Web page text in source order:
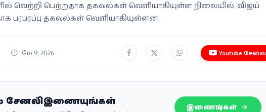
வெற்றி பெற்றதாக தகவல்கள் வெளியாகியுள்ள நிலையில், விஜய்
பரபரப்பு தகவல்கள் வெளியாகியுள்ளன.
மே 9, 2026 Youtube சேனல்
சேனலில் இணையுங்கள்
இணையுங்கள்